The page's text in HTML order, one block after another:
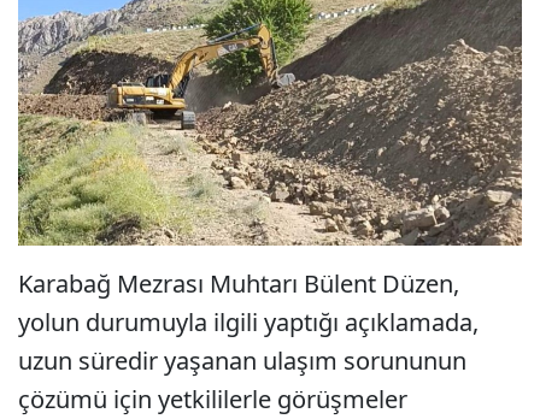
Karabağ Mezrası Muhtarı Bülent Düzen,
yolun durumuyla ilgili yaptığı açıklamada,
uzun süredir yaşanan ulaşım sorununun
çözümü için yetkililerle görüşmeler